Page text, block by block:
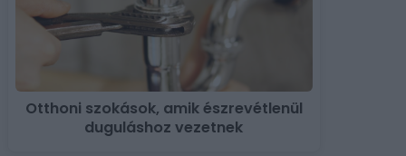
Otthoni szokások, amik észrevétlenül
duguláshoz vezetnek